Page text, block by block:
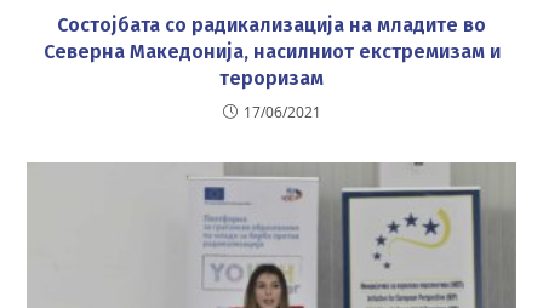
Состојбата со радикализација на младите во
Северна Македонија, насилниот екстремизам и
тероризам
17/06/2021